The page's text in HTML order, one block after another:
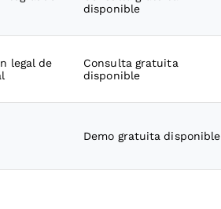
disponible
legal de
Consulta gratuita
disponible
Demo gratuita disponible